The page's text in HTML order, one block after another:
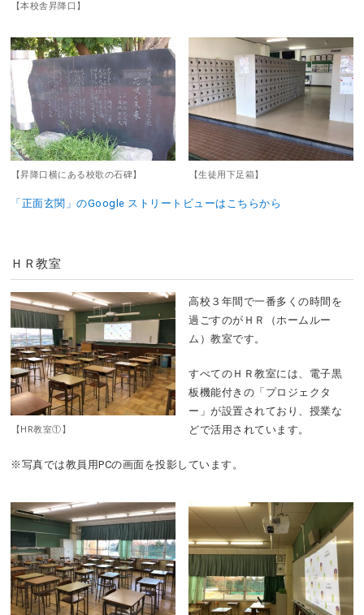
【本校舎昇降口】
【昇降口横にある校歌の石碑】 【生徒用下足箱】
「正面玄関」のGoogle ストリートビューはこちらから
ＨＲ教室
【HR教室①】
高校３年間で一番多くの時間を
過ごすのがＨＲ（ホームルー
ム）教室です。
すべてのＨＲ教室には、電子黒
板機能付きの「プロジェクタ
ー」が設置されており、授業な
どで活用されています。
※写真では教員用PCの画面を投影しています。